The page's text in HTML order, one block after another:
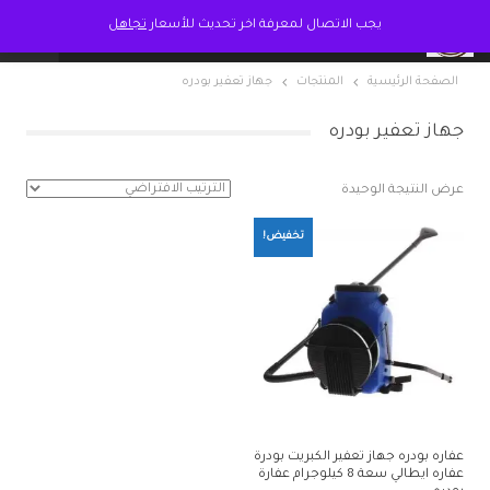
الصفحة الرئيسية المنتجات جهاز تعفير بودره
جهاز تعفير بودره
عرض النتيجة الوحيدة
تخفيض!
عفاره بودره جهاز تعفير الكبريت بودرة
عفاره ايطالي سعة 8 كيلوجرام عفارة
يجب الاتصال لمعرفة اخر تحديث للأسعار تجاهل